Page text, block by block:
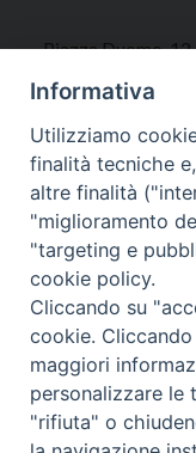
Piazza Duomo,
Tel 0831.521958
Fax 0831.528315
Orari Curia
Mar. / Mer. /
nei mesi estivi
Informativa
Utilizziamo
finalità tecniche
altre finalità
"miglioramento
"targeting e
cookie policy.
Cliccando su
cookie.
maggiori
personalizzare le
"rifiuta" o